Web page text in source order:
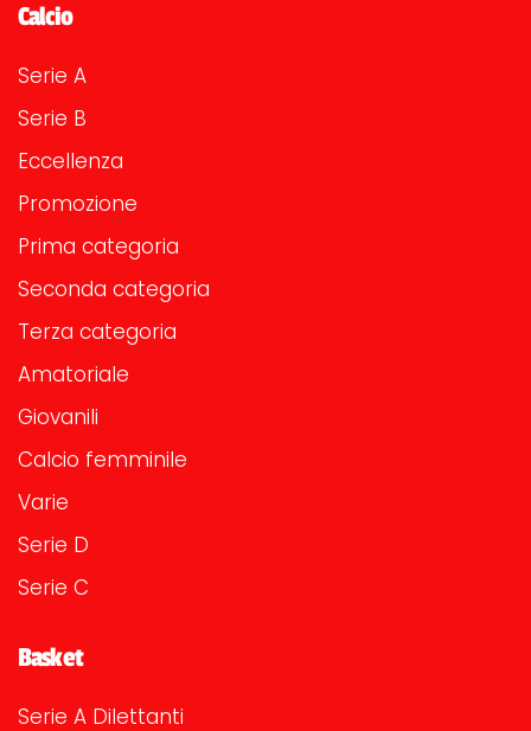
Calcio
Serie A
Serie B
Eccellenza
Promozione
Prima categoria
Seconda categoria
Terza categoria
Amatoriale
Giovanili
Calcio femminile
Varie
Serie D
Serie C
Basket
Serie A Dilettanti